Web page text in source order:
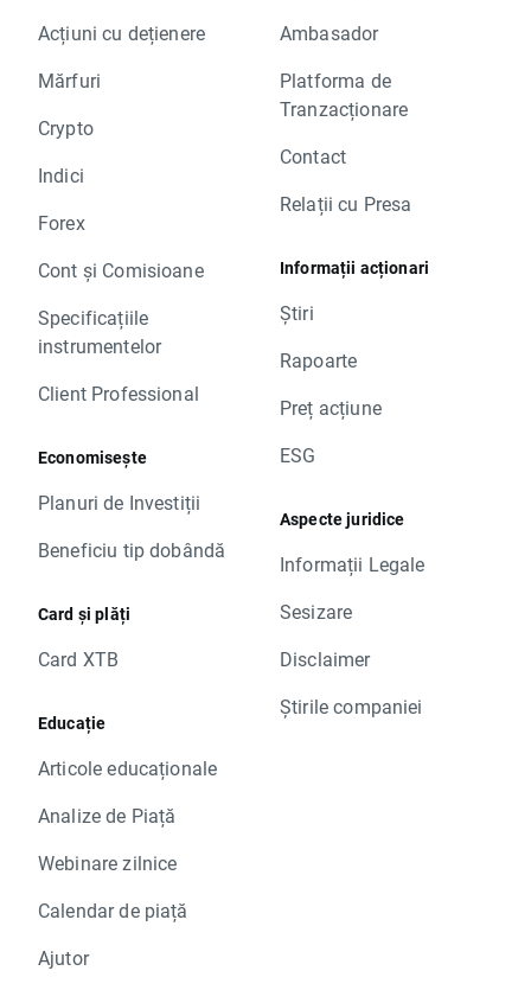
Acțiuni cu dețienere
Mărfuri
Crypto
Indici
Forex
Cont și Comisioane
Specificațiile
instrumentelor
Client Professional
Economisește
Planuri de Investiții
Beneficiu tip dobândă
Card și plăți
Card XTB
Educație
Articole educaționale
Analize de Piață
Webinare zilnice
Calendar de piață
Ajutor
Ambasador
Platforma de
Tranzacționare
Contact
Relații cu Presa
Informații acționari
Știri
Rapoarte
Preț acțiune
ESG
Aspecte juridice
Informații Legale
Sesizare
Disclaimer
Știrile companiei